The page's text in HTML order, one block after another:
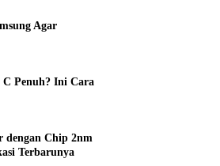
Agar
Penuh? Ini Cara
dengan Chip 2nm
Terbarunya